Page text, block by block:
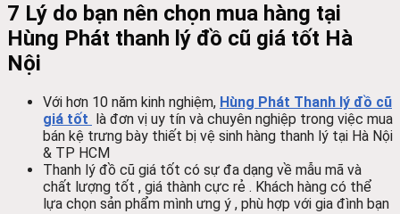
7 Lý do bạn nên chọn mua hàng tại
Hùng Phát thanh lý đồ cũ giá tốt Hà
Nội
Với hơn 10 năm kinh nghiệm, Hùng Phát Thanh lý đồ cũ
giá tốt
là đơn vị uy tín và chuyên nghiệp trong việc mua
bán kệ trưng bày thiết bị vệ sinh hàng thanh lý tại Hà Nội
& TP HCM
Thanh lý đồ cũ giá tốt có sự đa dạng về mẫu mã và
chất lượng tốt , giá thành cực rẻ . Khách hàng có thể
lựa chọn sản phẩm mình ưng ý , phù hợp với gia đình bạn